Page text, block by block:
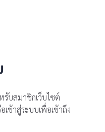
บสมาชิกเว็บไซต์
ข้าสู่ระบบเพื่อเข้าถึง